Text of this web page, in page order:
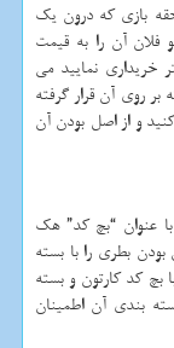
بازی که درون یک
فلان آن را به قیمت
خریداری نمایید می
روی آن قرار گرفته
و از اصل بودن آن
عنوان “بچ کد” هک
بطری را با بسته
کد کارتون و بسته
بندی آن اطمینان